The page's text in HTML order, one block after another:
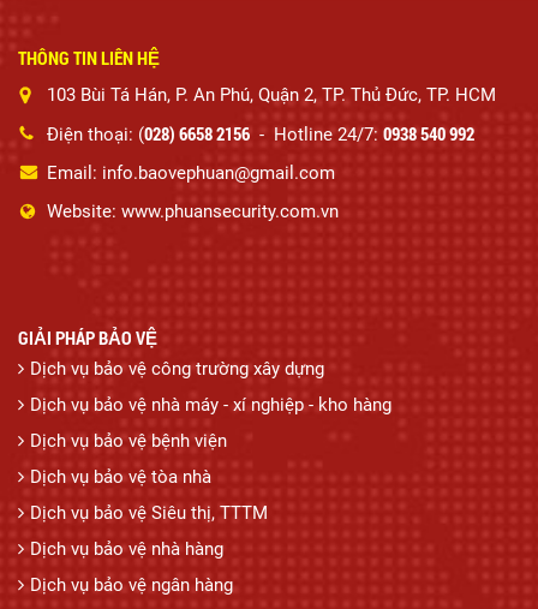
THÔNG TIN LIÊN HỆ
103 Bùi Tá Hán, P. An Phú, Quận 2, TP. Thủ Đức, TP. HCM
Điện thoại: (028) 6658 2156 - Hotline 24/7: 0938 540 992
Email: info.baovephuan@gmail.com
Website: www.phuansecurity.com.vn
GIẢI PHÁP BẢO VỆ
Dịch vụ bảo vệ công trường xây dựng
Dịch vụ bảo vệ nhà máy - xí nghiệp - kho hàng
Dịch vụ bảo vệ bệnh viện
Dịch vụ bảo vệ tòa nhà
Dịch vụ bảo vệ Siêu thị, TTTM
Dịch vụ bảo vệ nhà hàng
Dịch vụ bảo vệ ngân hàng